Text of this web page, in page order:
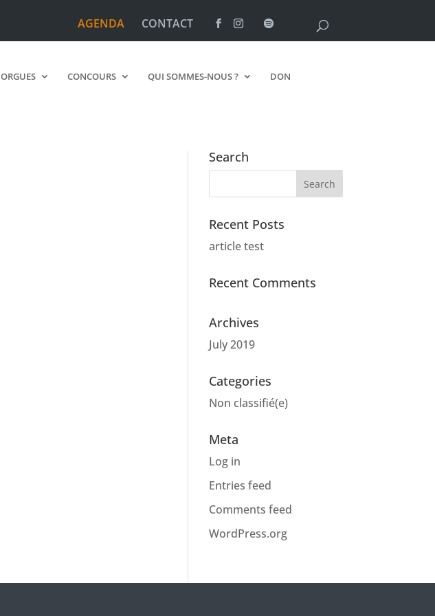
AGENDA CONTACT
ORGUES CONCOURS QUI SOMMES-NOUS ? DON
Search
Recent Posts
article test
Recent Comments
Archives
July 2019
Categories
Non classifié(e)
Meta
Log in
Entries feed
Comments feed
WordPress.org